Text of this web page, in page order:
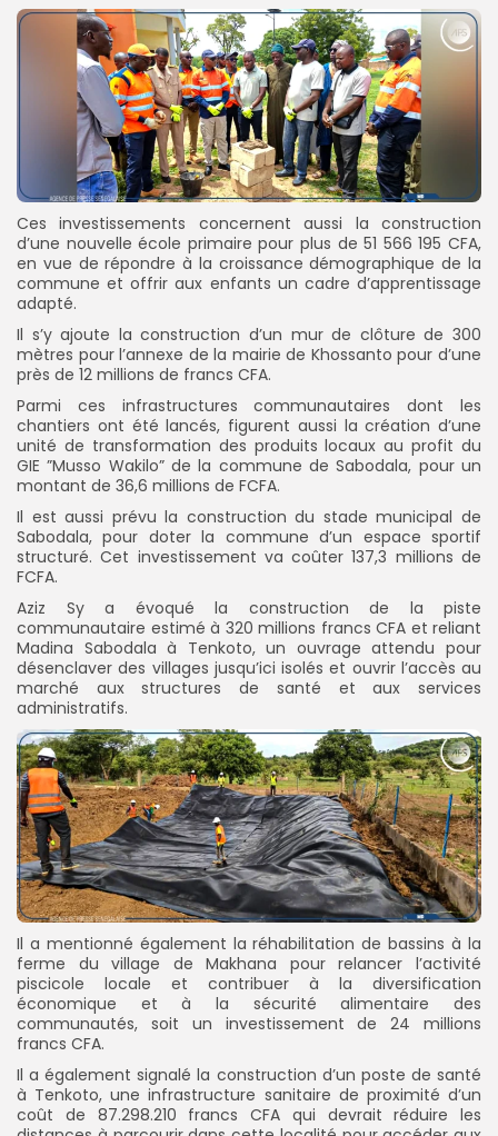
Ces investissements concernent aussi la construction
d’une nouvelle école primaire pour plus de 51 566 195 CFA,
en vue de répondre à la croissance démographique de la
commune et offrir aux enfants un cadre d’apprentissage
adapté.
Il s’y ajoute la construction d’un mur de clôture de 300
mètres pour l’annexe de la mairie de Khossanto pour d’une
près de 12 millions de francs CFA.
Parmi ces infrastructures communautaires dont les
chantiers ont été lancés, figurent aussi la création d’une
unité de transformation des produits locaux au profit du
GIE ”Musso Wakilo” de la commune de Sabodala, pour un
montant de 36,6 millions de FCFA.
Il est aussi prévu la construction du stade municipal de
Sabodala, pour doter la commune d’un espace sportif
structuré. Cet investissement va coûter 137,3 millions de
FCFA.
Aziz Sy a évoqué la construction de la piste
communautaire estimé à 320 millions francs CFA et reliant
Madina Sabodala à Tenkoto, un ouvrage attendu pour
désenclaver des villages jusqu’ici isolés et ouvrir l’accès au
marché aux structures de santé et aux services
administratifs.
Il a mentionné également la réhabilitation de bassins à la
ferme du village de Makhana pour relancer l’activité
piscicole locale et contribuer à la diversification
économique et à la sécurité alimentaire des
communautés, soit un investissement de 24 millions
francs CFA.
Il a également signalé la construction d’un poste de santé
à Tenkoto, une infrastructure sanitaire de proximité d’un
coût de 87.298.210 francs CFA qui devrait réduire les